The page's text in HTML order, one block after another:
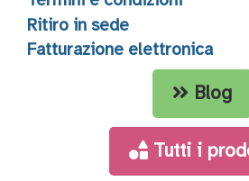
Ritiro in sede
Fatturazione elettronica
Blog
Tutti i